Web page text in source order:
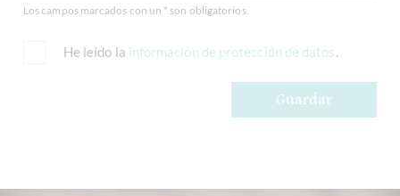
Los campos marcados con un * son obligatorios.
He leído la información de protección de datos.
Guardar